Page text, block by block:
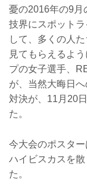
憂の2016年の9月
技界にスポット
して、多くの人
見てもらえるよ
プの女子選手、
が、当然大晦日
対決が、11月20
た。
今大会のポスタ
ハイビスカスを
た。